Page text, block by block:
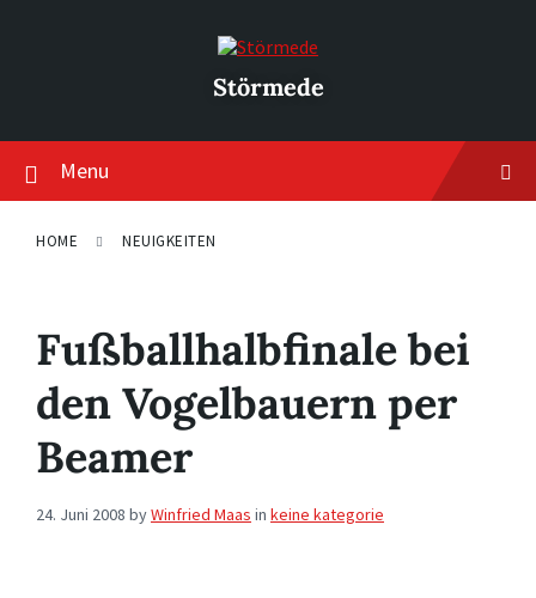
Störmede
Menu
HOME NEUIGKEITEN
Fußballhalbfinale bei
den Vogelbauern per
Beamer
24. Juni 2008 byWinfried Maas in keine kategorie